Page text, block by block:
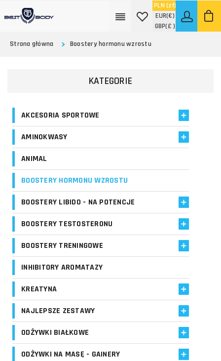
PLN (zł)
EUR(€)
GBP(£ )
Strona główna
Boostery hormonu wzrostu
KATEGORIE
AKCESORIA SPORTOWE
AMINOKWASY
ANIMAL
BOOSTERY HORMONU WZROSTU
BOOSTERY LIBIDO - NA POTENCJE
BOOSTERY TESTOSTERONU
BOOSTERY TRENINGOWE
INHIBITORY AROMATAZY
KREATYNA
NAJLEPSZE ZESTAWY
ODŻYWKI BIAŁKOWE
ODŻYWKI NA MASĘ - GAINERY